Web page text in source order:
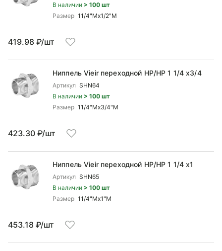
В наличии > 100 шт
Размер 11/4"Mx1/2"М
419.98 ₽/шт
Ниппель Vieir переходной НР/НР 1 1/4 x3/4
Артикул SHN64
В наличии > 100 шт
Размер 11/4"Mx3/4"М
423.30 ₽/шт
Ниппель Vieir переходной НР/НР 1 1/4 x1
Артикул SHN65
В наличии > 100 шт
Размер 11/4"Mx1"М
453.18 ₽/шт